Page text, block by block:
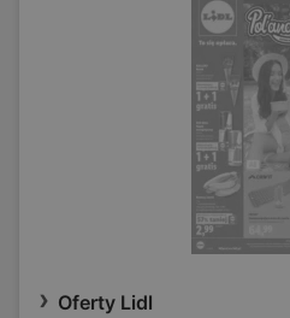
Oferty Lidl